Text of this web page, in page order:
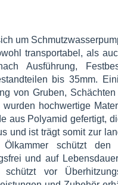
um
transportabel, als
Ausführung,
bis 35mm.
von Gruben,
hochwertige
aus Polyamid gefertigt,
und ist trägt somit zur
schützt
und auf
schützt vor